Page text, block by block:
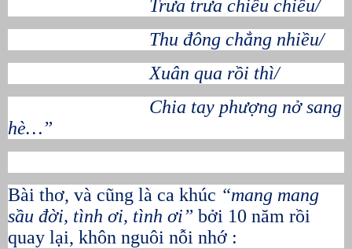
Trưa trưa chiều chiều/
Thu đông chẳng nhiều/
Xuân qua rồi thì/
Chia tay phượng nở sang
hè…”
Bài thơ, và cũng là ca khúc “mang mang
sầu đời, tình ơi, tình ơi” bởi 10 năm rồi
quay lại, khôn nguôi nỗi nhớ :